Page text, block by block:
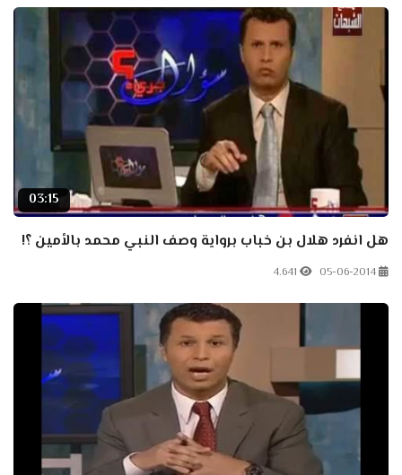
03:15
هل انفرد هلال بن خباب برواية وصف النبي محمد بالأمين ؟!
05-06-2014
4.641